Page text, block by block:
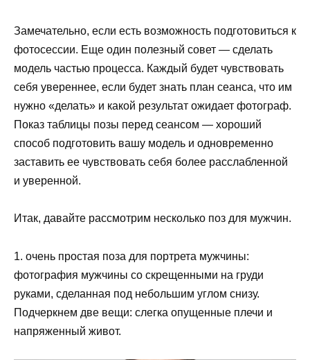
Замечательно, если есть возможность подготовиться к
фотосессии. Еще один полезный совет — сделать
модель частью процесса. Каждый будет чувствовать
себя увереннее, если будет знать план сеанса, что им
нужно «делать» и какой результат ожидает фотограф.
Показ таблицы позы перед сеансом — хороший
способ подготовить вашу модель и одновременно
заставить ее чувствовать себя более расслабленной
и уверенной.
Итак, давайте рассмотрим несколько поз для мужчин.
1. очень простая поза для портрета мужчины:
фотография мужчины со скрещенными на груди
руками, сделанная под небольшим углом снизу.
Подчеркнем две вещи: слегка опущенные плечи и
напряженный живот.